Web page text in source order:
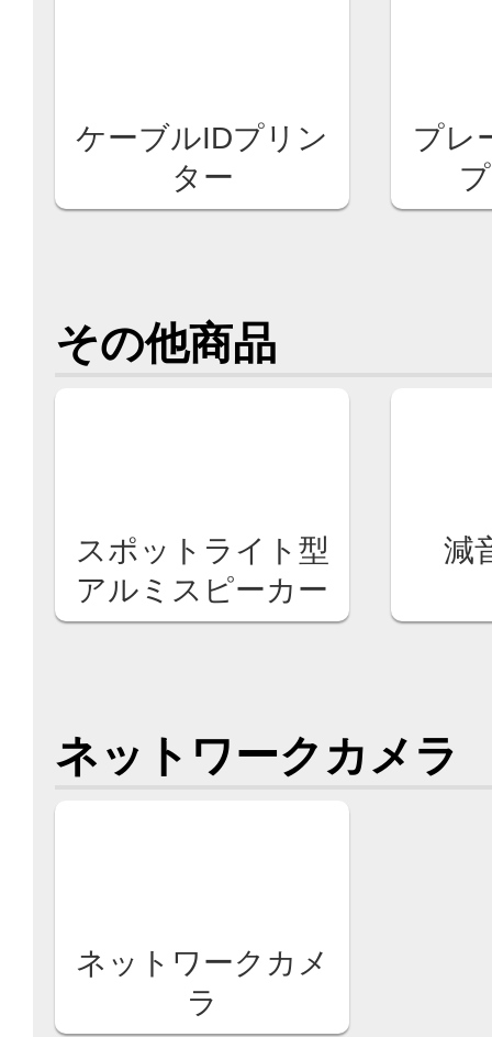
ケーブルIDプリン
ター
プレ
その他商品
スポットライト型
アルミスピーカー
減
ネットワークカメラ
ネットワークカメ
ラ